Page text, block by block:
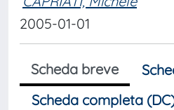
2005-01-01
Scheda breve
Scheda completa